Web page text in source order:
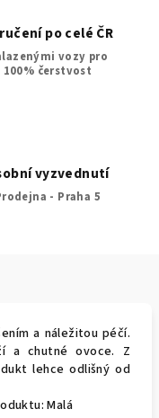
po celé ČR
vozy pro
100% čerstvost
vyzvednutí
- Praha 5
a náležitou péčí.
a chutné ovoce. Z
lehce odlišný od
Malá